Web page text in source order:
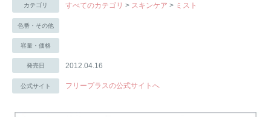
カテゴリ すべてのカテゴリ > スキンケア > ミスト
色番・その他
容量・価格
発売日 2012.04.16
公式サイト フリープラスの公式サイトへ